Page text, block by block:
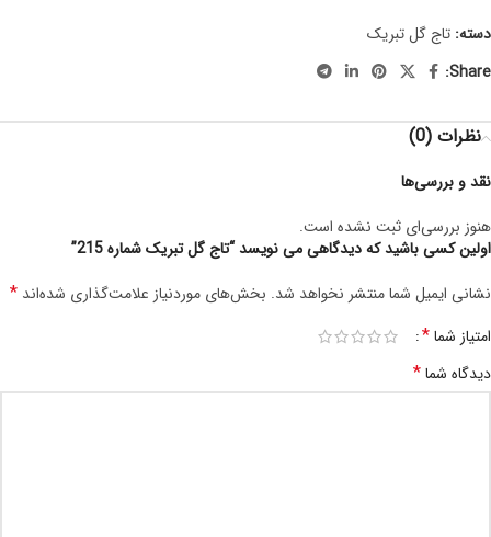
دسته: تاج گل تبریک
Share:
نظرات (0)
نقد و بررسی‌ها
هنوز بررسی‌ای ثبت نشده است.
اولین کسی باشید که دیدگاهی می نویسد “تاج گل تبریک شماره 215”
نشانی ایمیل شما منتشر نخواهد شد. بخش‌های موردنیاز علامت‌گذاری شده‌اند *
امتیاز شما*
دیدگاه شما*